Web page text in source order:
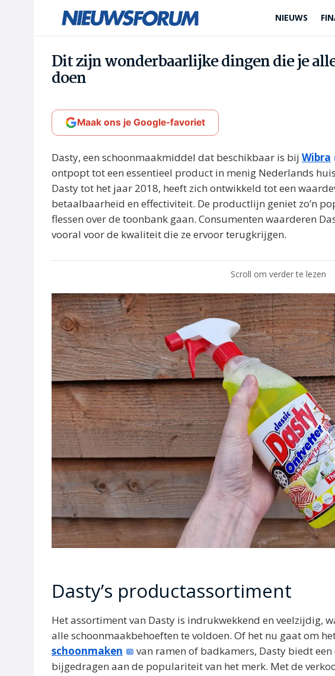
NIEUWS
Dit zijn wonderbaarlijke dingen die je
doen
Maak ons je Google-favoriet
Dasty, een schoonmaakmiddel dat beschikbaar is bij Wibra
ontpopt tot een essentieel product in menig Nederlands
Dasty tot het jaar 2018, heeft zich ontwikkeld tot een
betaalbaarheid en effectiviteit. De productlijn geniet zo’n
flessen over de toonbank gaan. Consumenten waarderen
vooral voor de kwaliteit die ze ervoor terugkrijgen.
Scroll om verder te lezen
Dasty’s productassortiment
Het assortiment van Dasty is indrukwekkend en veelzijdig,
alle schoonmaakbehoeften te voldoen. Of het nu gaat om
schoonmaken
van ramen of badkamers, Dasty biedt
bijgedragen aan de populariteit van het merk. Met de